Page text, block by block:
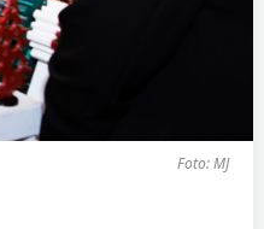
Foto: MJ